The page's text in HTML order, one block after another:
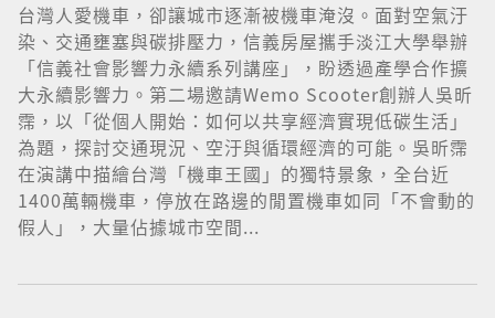
台灣人愛機車，卻讓城市逐漸被機車淹沒。面對空氣汙
染、交通壅塞與碳排壓力，信義房屋攜手淡江大學舉辦
「信義社會影響力永續系列講座」，盼透過產學合作擴
大永續影響力。第二場邀請Wemo Scooter創辦人吳昕
霈，以「從個人開始：如何以共享經濟實現低碳生活」
為題，探討交通現況、空汙與循環經濟的可能。吳昕霈
在演講中描繪台灣「機車王國」的獨特景象，全台近
1400萬輛機車，停放在路邊的閒置機車如同「不會動的
假人」，大量佔據城市空間...